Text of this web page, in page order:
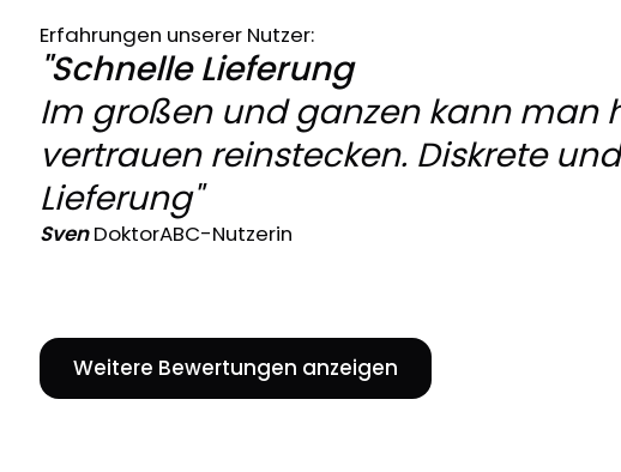
Erfahrungen unserer Nutzer:
"Schnelle Lieferung
Im großen und ganzen kann man
vertrauen reinstecken. Diskrete
Lieferung"
SvenDoktorABC-Nutzerin
Weitere Bewertungen anzeigen